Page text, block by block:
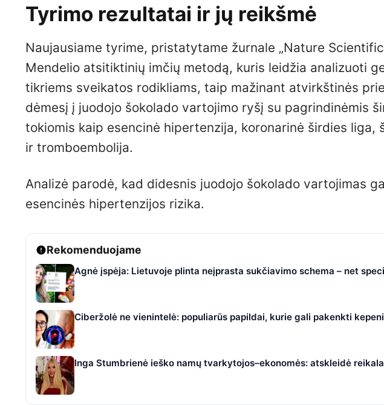
Tyrimo rezultatai ir jų reikšmė
Naujausiame tyrime, pristatytame žurnale „Nature
Mendelio atsitiktinių imčių metodą, kuris leidžia analizuoti
tikriems sveikatos rodikliams, taip mažinant atvirkštinės
dėmesį į juodojo šokolado vartojimo ryšį su pagrindinėmis
tokiomis kaip esencinė hipertenzija, koronarinė širdies liga,
ir tromboembolija.
Analizė parodė, kad didesnis juodojo šokolado vartojimas
esencinės hipertenzijos rizika.
Rekomenduojame
Agnė įspėja: Lietuvoje plinta neįprasta sukčiavimo schema – net
Ciberžolė ne vienintelė: populiarūs papildai, kurie gali pakenkti
Inga Stumbrienė ieško namų tvarkytojos–ekonomės: atskleidė